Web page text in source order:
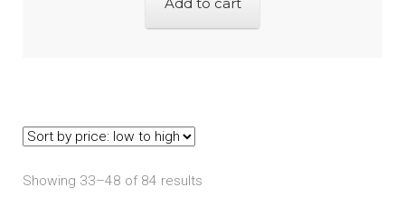
Showing 33–48 of 84 results